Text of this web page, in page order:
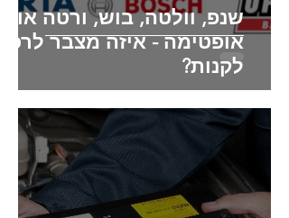
שנפ, וולטה, בוש, ורטה או
אופטימה - איזה מצבר
לקנות?